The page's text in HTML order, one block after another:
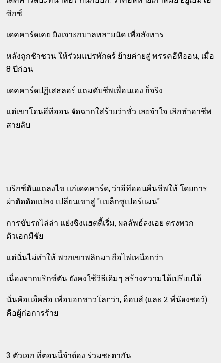
ซิกซ์
เดคคาร์ดเคย ยิงเจาะกบาลหลายนัด เพื่อสังหาร
หลังถูกชักชวน ให้ร่วมแปรพักตร์ ย้ายค่ายสู่ พรรคอีทีออน, เมื่อ
8 ปีก่อน
เดคคาร์ดปฏิเสธลอร์ แถมดับชีพเพื่อนเอง ก็จริง
แต่เขาโดนอีทีออน จัดฉากใส่ร้ายว่าชั่ว เลยจำใจ เลิกทำอาชีพ
สายลับ
บริกซ์ตันแถลงไข แก่เดคคาร์ด, ว่าอีทีออนคืนชีพให้ โดยการ
ผ่าตัดดัดแปลง เปลี่ยนเขาสู่ "แบล็กซูเปอร์แมน"
การขับรถไล่ล่า แย่งชิงแฮตตี้เริ่ม, ผลลัพธ์ลงเอย ตรงพวก
ตัวเอกมีชัย
แต่นั่นไม่ทำให้ พวกเขาพลิกมา ถือไพ่เหนือกว่า
เนื่องจากบริกซ์ตัน ยังคงใช้วิธีเดิมๆ สร้างความได้เปรียบได้
นั่นคือแฮ็คสื่อ เพื่อบอกชาวโลกว่า, ฮ็อบส์ (และ 2 พี่น้องชอว์)
คือผู้ก่อการร้าย
3 ตัวเอก ที่ตอนนี้จำต้อง ร่วมชะตากัน